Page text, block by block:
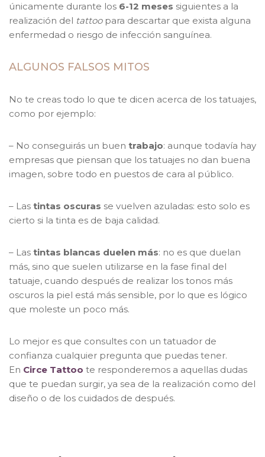
únicamente durante los 6-12 meses siguientes a la
realización del tattoopara descartar que exista alguna
enfermedad o riesgo de infección sanguínea.
ALGUNOS FALSOS MITOS
No te creas todo lo que te dicen acerca de los tatuajes,
como por ejemplo:
– No conseguirás un buen trabajo: aunque todavía hay
empresas que piensan que los tatuajes no dan buena
imagen, sobre todo en puestos de cara al público.
– Las tintas oscuras se vuelven azuladas: esto solo es
cierto si la tinta es de baja calidad.
– Las tintas blancas duelen más: no es que duelan
más, sino que suelen utilizarse en la fase final del
tatuaje, cuando después de realizar los tonos más
oscuros la piel está más sensible, por lo que es lógico
que moleste un poco más.
Lo mejor es que consultes con un tatuador de
confianza cualquier pregunta que puedas tener.
En Circe Tattoo te responderemos a aquellas dudas
que te puedan surgir, ya sea de la realización como del
diseño o de los cuidados de después.